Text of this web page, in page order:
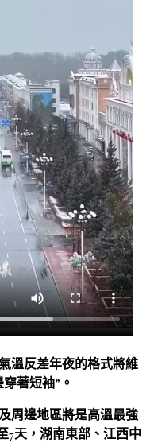
溫反差年夜的格式將維
著短袖”。
周邊地區將是高溫最強
7天，湖南東部、江西中